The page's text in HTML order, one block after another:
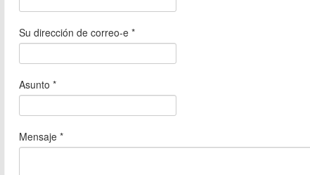
Su dirección de correo-e *
Asunto *
Mensaje *